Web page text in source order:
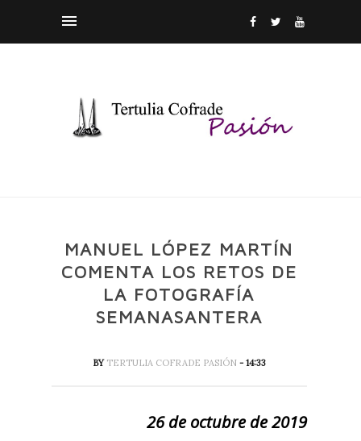
MANUEL LÓPEZ MARTÍN
COMENTA LOS RETOS DE
LA FOTOGRAFÍA
SEMANASANTERA
BY TERTULIA COFRADE PASIÓN - 14:33
26 de octubre de 2019